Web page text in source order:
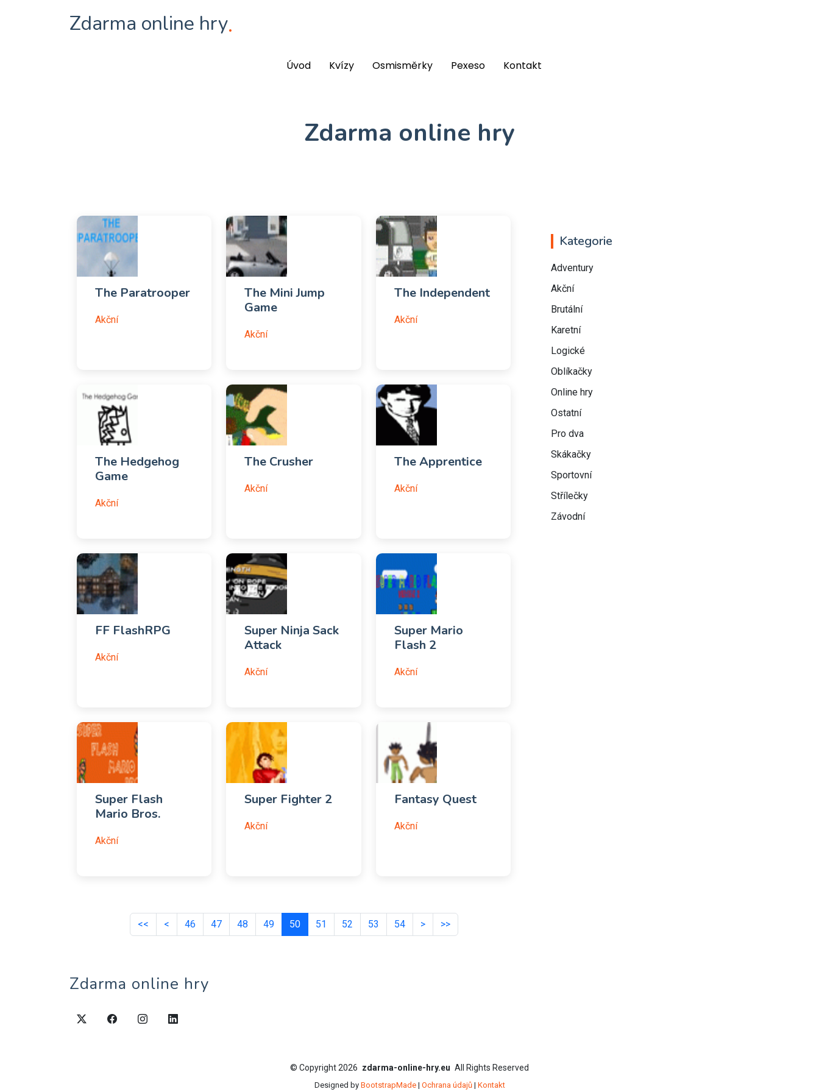
Zdarma online hry.
Úvod Kvízy Osmisměrky Pexeso Kontakt
Zdarma online hry
The Paratrooper
Akční
The Mini Jump
Game
Akční
The Independent
Akční
The Hedgehog
Game
Akční
The Crusher
Akční
The Apprentice
Akční
FF FlashRPG
Akční
Super Ninja Sack
Attack
Akční
Super Mario
Flash 2
Akční
Super Flash
Mario Bros.
Akční
Super Fighter 2
Akční
Fantasy Quest
Akční
<< < 46 47 48 49 50 51 52 53 54 > >>
Kategorie
Adventury
Akční
Brutální
Karetní
Logické
Oblíkačky
Online hry
Ostatní
Pro dva
Skákačky
Sportovní
Střílečky
Závodní
Zdarma online hry
© Copyright2026 zdarma-online-hry.eu All Rights Reserved
Designed by BootstrapMade| Ochrana údajů| Kontakt